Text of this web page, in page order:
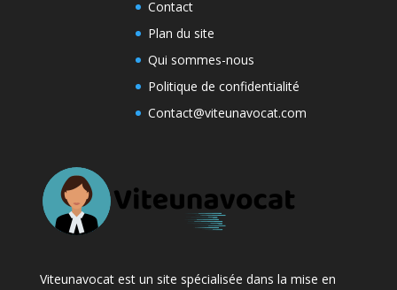
Contact
Plan du site
Qui sommes-nous
Politique de confidentialité
Contact@viteunavocat.com
Viteunavocat est un site spécialisée dans la mise en